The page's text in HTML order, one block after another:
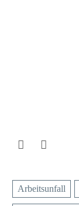
Arbeitsunfall